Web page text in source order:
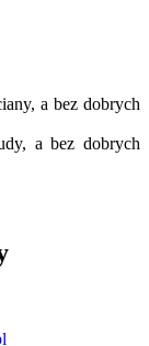
a bez dobrych
a bez dobrych